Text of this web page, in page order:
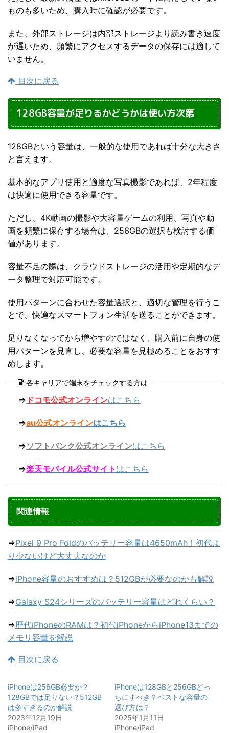
ものも多いため、購入時に確認が必要です。
また、外部ストレージは内部ストレージより読み書き速度
が遅いため、頻繁にアクセスするデータの保存には適して
いません。
目次に戻る
128GB容量が足りるかどうかは使い方次第
128GBという容量は、一般的な使用であれば十分な大きさ
と言えます。
基本的なアプリ使用と適度な写真撮影であれば、2年程度
は快適に使用できる容量です。
ただし、4K動画の撮影や大容量ゲームの利用、写真や動
画を頻繁に保存する場合は、256GBの選択も検討する価
値があります。
容量不足の際は、クラウドストレージの活用や定期的なデ
ータ整理で対応可能です。
使用パターンに合わせた容量選択と、適切な管理を行うこ
とで、快適なスマートフォン生活を送ることができます。
足りなくなってから増やすのではなく、購入前に自身の使
用パターンを見直し、必要な容量を見極めることをおすす
めします。
各キャリアで端末をチェックする方は
⇒ ドコモ公式オンラインはこちら
⇒au公式オンラインはこちら
⇒ソフトバンク公式オンラインはこちら
⇒楽天モバイル公式サイト はこちら
関連情報
⇒Pixel 9 Pro Foldのバッテリー容量は4650mAh！初代よ
り少ないけど大丈夫なのか
⇒iPhone容量のおすすめは？512GBが必要なのかも解説
⇒Galaxy S24シリーズのバッテリー容量はどれくらい？
⇒歴代iPhoneのRAMは？初代iPhoneからiPhone13までの
メモリ容量を解説
目次に戻る
iPhoneは256GB必要か？
128GBでは足りない？512GB
は多すぎるのか解説
2023年12月19日
iPhone/iPad
iPhoneは128GBと256GBどっ
ちにすべき？ベストな容量の
選び方は？
2025年1月11日
iPhone/iPad